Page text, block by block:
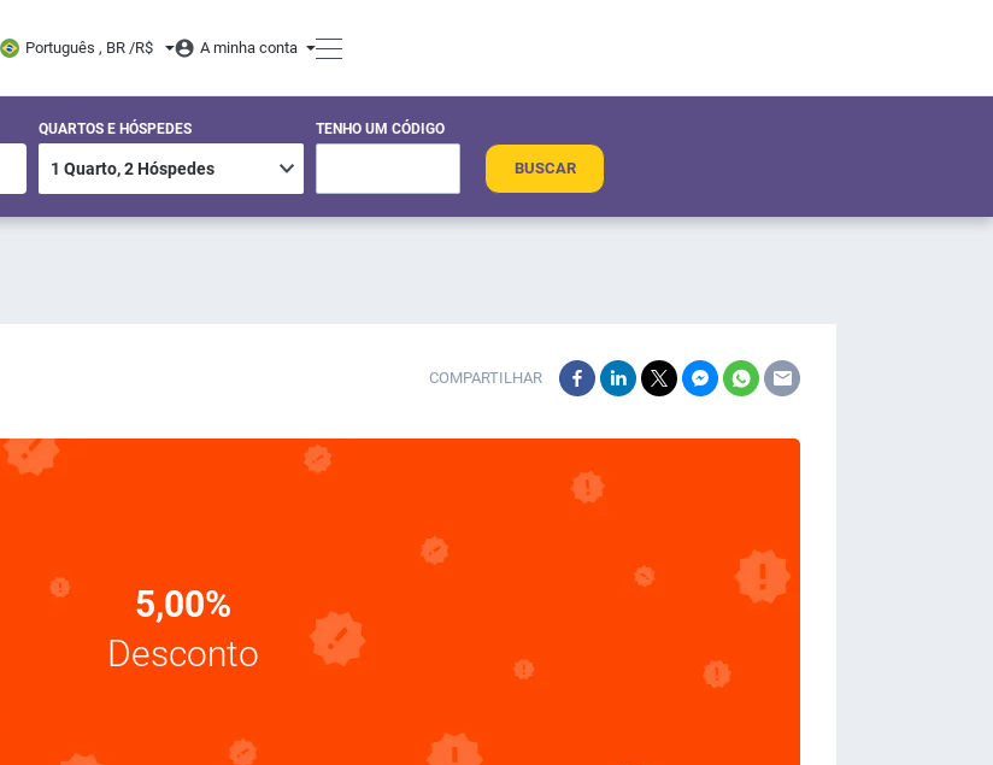
Português , BR /R$ A minha conta
QUARTOS E HÓSPEDES TENHO UM CÓDIGO
BUSCAR
COMPARTILHAR
5,00%
Desconto